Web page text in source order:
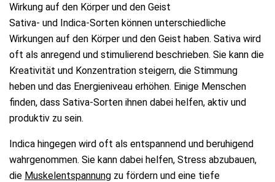
Wirkung auf den Körper und den Geist
Sativa- und Indica-Sorten können unterschiedliche
Wirkungen auf den Körper und den Geist haben. Sativa wird
oft als anregend und stimulierend beschrieben. Sie kann die
Kreativität und Konzentration steigern, die Stimmung
heben und das Energieniveau erhöhen. Einige Menschen
finden, dass Sativa-Sorten ihnen dabei helfen, aktiv und
produktiv zu sein.
Indica hingegen wird oft als entspannend und beruhigend
wahrgenommen. Sie kann dabei helfen, Stress abzubauen,
die Muskelentspannung zu fördern und eine tiefe